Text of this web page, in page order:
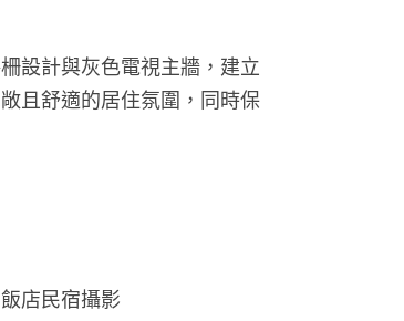
設計與灰色電視主牆，建立
且舒適的居住氛圍，同時保
店民宿攝影